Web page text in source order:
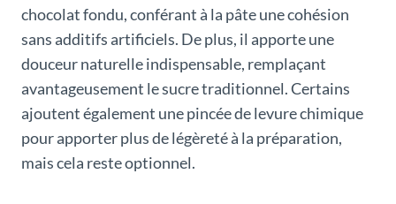
chocolat fondu, conférant à la pâte une cohésion
sans additifs artificiels. De plus, il apporte une
douceur naturelle indispensable, remplaçant
avantageusement le sucre traditionnel. Certains
ajoutent également une pincée de levure chimique
pour apporter plus de légèreté à la préparation,
mais cela reste optionnel.